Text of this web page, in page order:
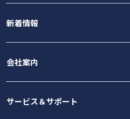
新着情報
会社案内
サービス＆サポート